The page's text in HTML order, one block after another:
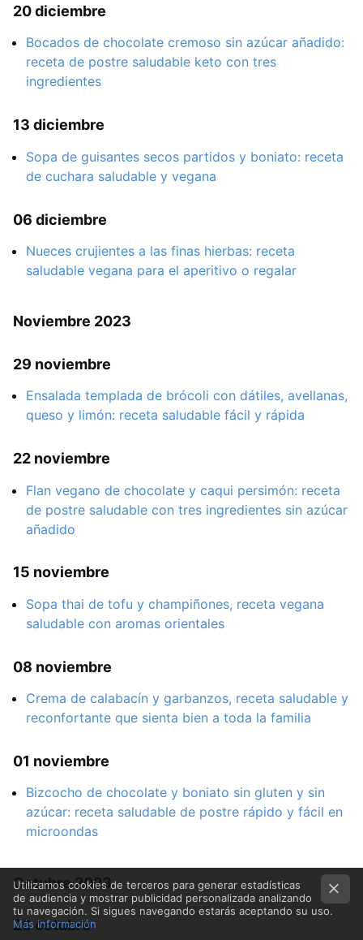
20 diciembre
Bocados de chocolate cremoso sin azúcar añadido:
receta de postre saludable keto con tres
ingredientes
13 diciembre
Sopa de guisantes secos partidos y boniato: receta
de cuchara saludable y vegana
06 diciembre
Nueces crujientes a las finas hierbas: receta
saludable vegana para el aperitivo o regalar
Noviembre 2023
29 noviembre
Ensalada templada de brócoli con dátiles, avellanas,
queso y limón: receta saludable fácil y rápida
22 noviembre
Flan vegano de chocolate y caqui persimón: receta
de postre saludable con tres ingredientes sin azúcar
añadido
15 noviembre
Sopa thai de tofu y champiñones, receta vegana
saludable con aromas orientales
08 noviembre
Crema de calabacín y garbanzos, receta saludable y
reconfortante que sienta bien a toda la familia
01 noviembre
Bizcocho de chocolate y boniato sin gluten y sin
azúcar: receta saludable de postre rápido y fácil en
microondas
Octubre 2023
26 octubre
Utilizamos cookies de terceros para generar estadísticas
de audiencia y mostrar publicidad personalizada analizando
tu navegación. Si sigues navegando estarás aceptando su uso.
Más información